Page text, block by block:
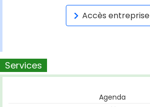
Accès entreprise
Services
Agenda